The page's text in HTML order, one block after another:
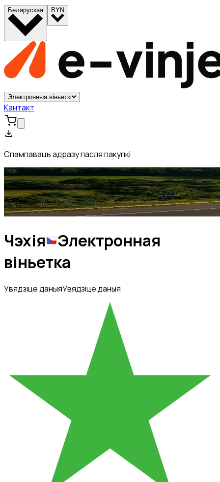
Беларуская BYN
Электронныя віньеткі
Кантакт
Спампаваць адразу пасля пакупкі
Чэхія
Электронная
віньетка
Увядзіце даныяУвядзіце даныя